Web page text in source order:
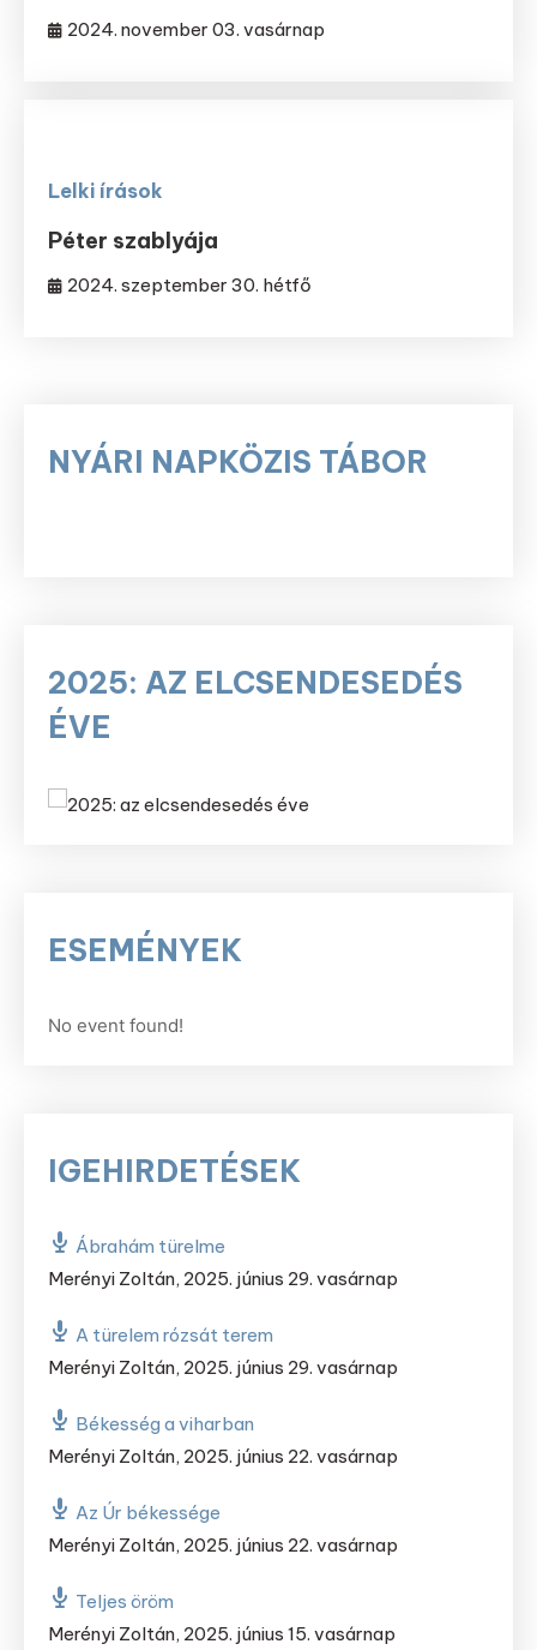
2024. november 03. vasárnap
Lelki írások
Péter szablyája
2024. szeptember 30. hétfő
NYÁRI NAPKÖZIS TÁBOR
2025: AZ ELCSENDESEDÉS
ÉVE
ESEMÉNYEK
No event found!
IGEHIRDETÉSEK
Ábrahám türelme
Merényi Zoltán, 2025. június 29. vasárnap
A türelem rózsát terem
Merényi Zoltán, 2025. június 29. vasárnap
Békesség a viharban
Merényi Zoltán, 2025. június 22. vasárnap
Az Úr békessége
Merényi Zoltán, 2025. június 22. vasárnap
Teljes öröm
Merényi Zoltán, 2025. június 15. vasárnap